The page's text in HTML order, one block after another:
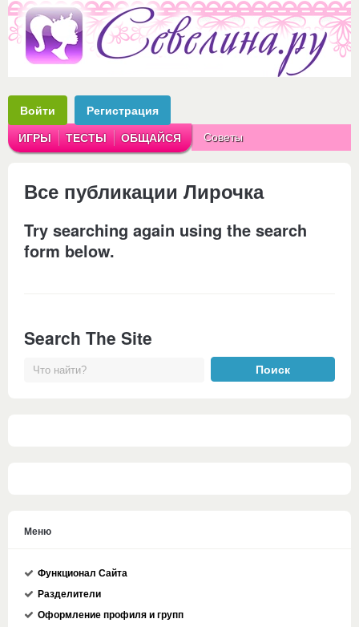
Войти Регистрация
ИГРЫ ТЕСТЫ ОБЩАЙСЯ Советы
Все публикации Лирочка
Try searching again using the search
form below.
Search The Site
Меню
Функционал Сайта
Разделители
Оформление профиля и групп